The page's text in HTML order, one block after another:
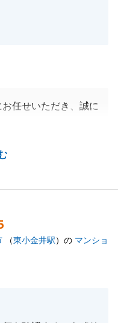
任せいただき、誠に
、生活環境を変える
ることができたこ
（東小金井駅）の マンショ